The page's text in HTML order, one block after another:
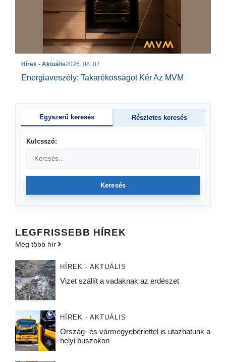
Hírek - Aktuális2026. 08. 07.
Energiaveszély: Takarékosságot Kér Az MVM
Egyszerű keresés Részletes keresés
Kulcsszó:
Keresés
LEGFRISSEBB HÍREK
Még több hír
HÍREK - AKTUÁLIS
Vizet szállít a vadaknak az erdészet
HÍREK - AKTUÁLIS
Ország- és vármegyebérlettel is utazhatunk a
helyi buszokon